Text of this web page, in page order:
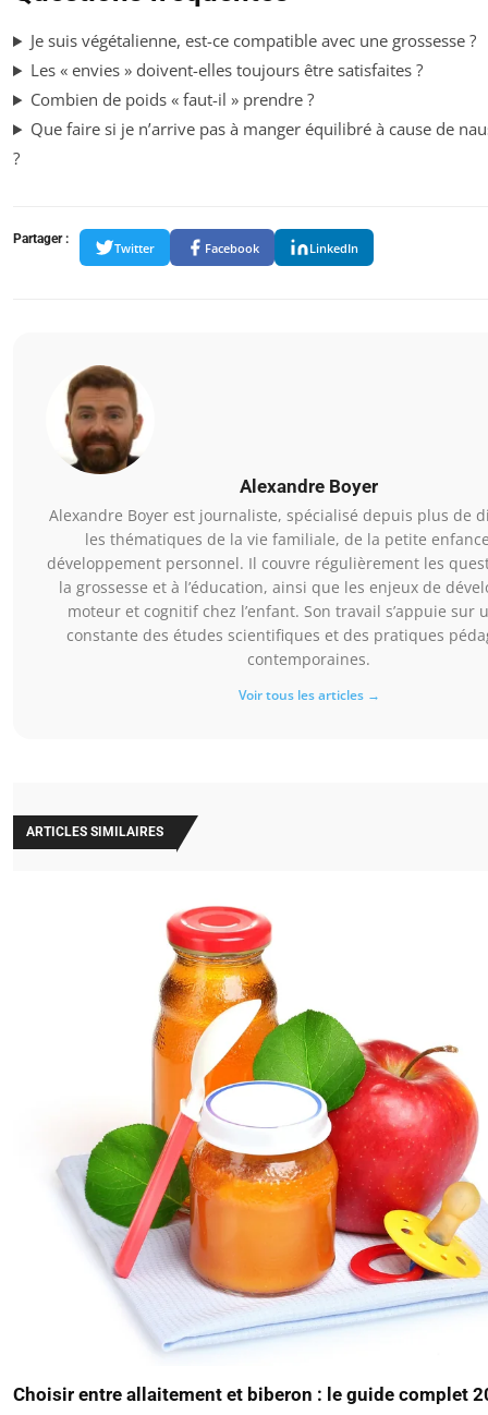
Je suis végétalienne, est-ce compatible avec une grossesse ?
Les « envies » doivent-elles toujours être satisfaites ?
Combien de poids « faut-il » prendre ?
Que faire si je n’arrive pas à manger équilibré à cause de
?
Partager :
Twitter Facebook LinkedIn
Alexandre Boyer
Alexandre Boyer est journaliste, spécialisé depuis plus de
les thématiques de la vie familiale, de la petite
développement personnel. Il couvre régulièrement les
la grossesse et à l’éducation, ainsi que les enjeux de
moteur et cognitif chez l’enfant. Son travail s’appuie sur
constante des études scientifiques et des pratiques
contemporaines.
Voir tous les articles →
ARTICLES SIMILAIRES
Choisir entre allaitement et biberon : le guide complet